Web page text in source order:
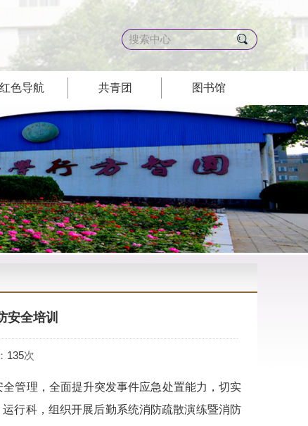
红色导航 共青团 图书馆
安全培训
135次
管理，全面提升突发事件应急处置能力，切实
行科，组织开展后勤系统消防疏散演练暨消防